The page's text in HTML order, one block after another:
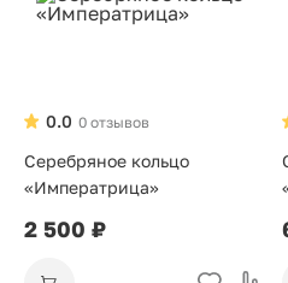
0 отзывов
0.0
Серебряное кольцо
«Императрица»
2 500 ₽